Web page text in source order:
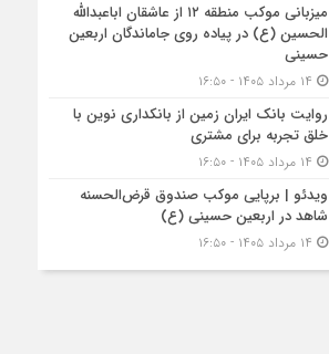
میزبانی موکب منطقه ۱۲ از عاشقان اباعبدالله
الحسین (ع) در پیاده روی جاماندگان اربعین
حسینی
روایت بانک ایران زمین از بانکداری نوین با
خلق تجربه برای مشتری
ویدئو | برپایی موکب صندوق قرض‌الحسنه
شاهد در اربعین حسینی (ع)